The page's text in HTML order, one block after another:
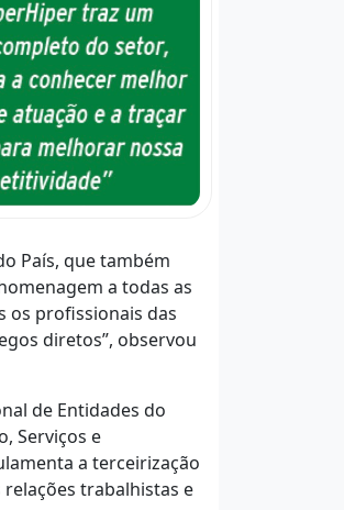
País, que também
a todas as
os profissionais das
diretos”, observou
de Entidades do
Serviços e
a terceirização
trabalhistas e